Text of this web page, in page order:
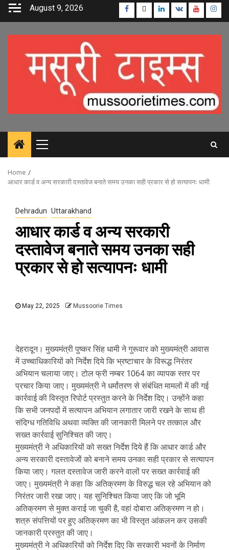
Skip
August 9, 2026 Facebook
TwitterLinkedin
VK Youtube
Primary
Menu
Home
आधार कार्ड व अन्य सरकारी दस्तावेज बनाते समय उनका सही प्रकार से हो सत्यापनः धामी
Dehradun Uttarakhand
आधार कार्ड व अन्य सरकारी
दस्तावेज बनाते समय उनका सही
प्रकार से हो सत्यापनः धामी
May 22, 2025 Mussoorie Times
देहरादून। मुख्यमंत्री पुष्कर सिंह धामी ने गुरूवार को मुख्यमंत्री आवास
में उच्चाधिकारियों को निर्देश दिये कि भ्रष्टाचार के विरूद्ध निरंतर
अभियान चलाया जाए। टोल फ्री नम्बर 1064 का व्यापक स्तर पर
प्रचार किया जाए। मुख्यमंत्री ने धर्मांतरण से संबंधित मामलों में की गई
कार्रवाई की विस्तृत रिपोर्ट प्रस्तुत करने के निर्देश दिए। उन्होंने कहा
कि सभी जनपदों में सत्यापन अभियान लगातार जारी रखने के साथ ही
संदिग्ध गतिविधि अथवा व्यक्ति की जानकारी मिलने पर तत्काल और
सख्त कार्रवाई सुनिश्चित की जाए।
मुख्यमंत्री ने अधिकारियों को सख्त निर्देश दिये हैं कि आधार कार्ड और
अन्य सरकारी दस्तावेजों को बनाने समय उनका सही प्रकार से सत्यापन
किया जाए। गलत दस्तावेज जारी करने वालों पर सख्त कार्रवाई की
जाए। मुख्यमंत्री ने कहा कि अतिक्रमण के विरुद्ध चल रहे अभियान को
निरंतर जारी रखा जाए। यह सुनिश्चित किया जाए कि जो भूमि
अतिक्रमण से मुक्त कराई जा चुकी है, वहां दोबारा अतिक्रमण न हो।
शत्रु संपत्तियों पर हुए अतिक्रमण का भी विस्तृत आंकलन कर उसकी
जानकारी प्रस्तुत की जाए।
मुख्यमंत्री ने अधिकारियों को निर्देश दिए कि सरकारी भवनों के निर्माण